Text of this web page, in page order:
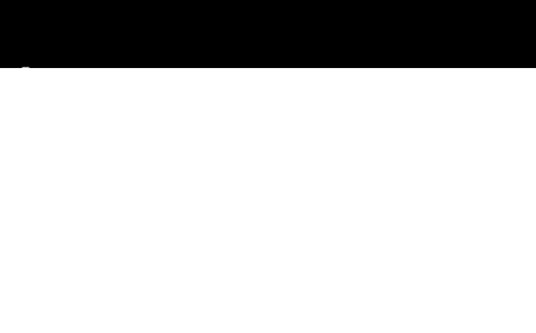
Отказ от ответственности